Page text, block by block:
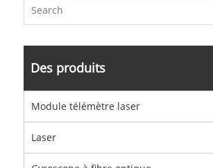
Des produits
Module télémètre laser
Laser